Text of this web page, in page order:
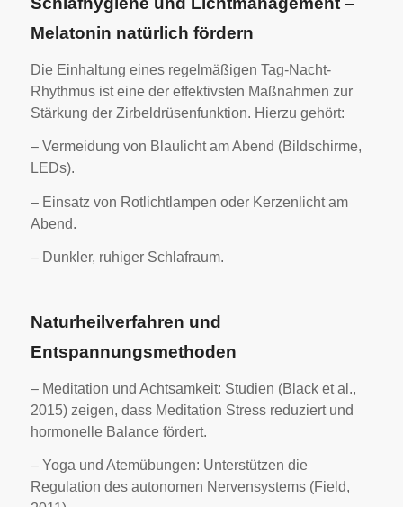
Melatonin natürlich fördern
Die Einhaltung eines regelmäßigen Tag-Nacht-
Rhythmus ist eine der effektivsten Maßnahmen zur
Stärkung der Zirbeldrüsenfunktion. Hierzu gehört:
– Vermeidung von Blaulicht am Abend (Bildschirme,
LEDs).
– Einsatz von Rotlichtlampen oder Kerzenlicht am
Abend.
– Dunkler, ruhiger Schlafraum.
Naturheilverfahren und
Entspannungsmethoden
– Meditation und Achtsamkeit: Studien (Black et al.,
2015) zeigen, dass Meditation Stress reduziert und
hormonelle Balance fördert.
– Yoga und Atemübungen: Unterstützen die
Regulation des autonomen Nervensystems (Field,